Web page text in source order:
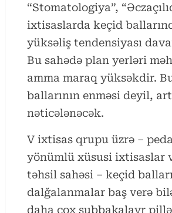
“Stomatologiya”,
ixtisaslarda keçid
yüksəliş tendensiyası
Bu sahədə plan yerləri
amma maraq yüksəkdir.
ballarının enməsi deyil,
nəticələnəcək.
V ixtisas qrupu üzrə –
yönümlü xüsusi ixtisaslar
təhsil sahəsi – keçid
dalğalanmalar baş verə
daha çox subbakalavr